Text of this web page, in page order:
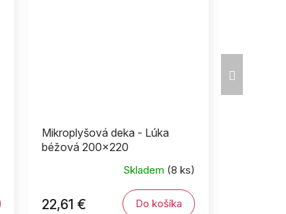
Mikroplyšová deka - Lúka
béžová 200x220
Skladem (8 ks)
22,61 € Do košíka